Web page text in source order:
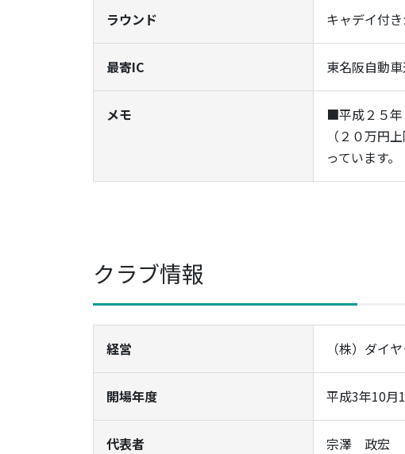
ラウンド キャデイ付
最寄IC 東名阪自動
メモ
■平成２５年
（２０万円
っています。
クラブ情報
経営 （株）ダイ
開場年度 平成3年10月
代表者 宗澤 政宏